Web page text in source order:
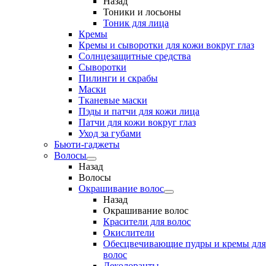
Тоники и лосьоны
Тоник для лица
Кремы
Кремы и сыворотки для кожи вокруг глаз
Солнцезащитные средства
Сыворотки
Пилинги и скрабы
Маски
Тканевые маски
Пэды и патчи для кожи лица
Патчи для кожи вокруг глаз
Уход за губами
Бьюти-гаджеты
Волосы
Назад
Волосы
Окрашивание волос
Назад
Окрашивание волос
Красители для волос
Окислители
Обесцвечивающие пудры и кремы для
волос